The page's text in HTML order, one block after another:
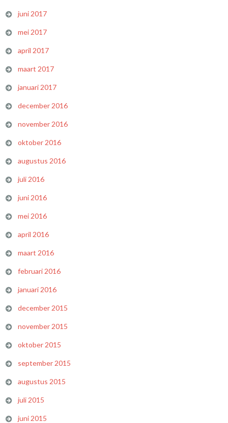
juni 2017
mei 2017
april 2017
maart 2017
januari 2017
december 2016
november 2016
oktober 2016
augustus 2016
juli 2016
juni 2016
mei 2016
april 2016
maart 2016
februari 2016
januari 2016
december 2015
november 2015
oktober 2015
september 2015
augustus 2015
juli 2015
juni 2015